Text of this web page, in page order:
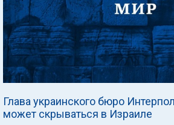
Глава украинского бюро
может скрываться в Израиле